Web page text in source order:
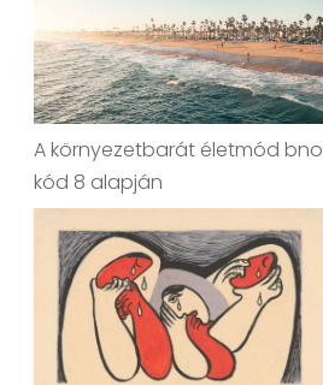
A környezetbarát életmód bno
kód 8 alapján